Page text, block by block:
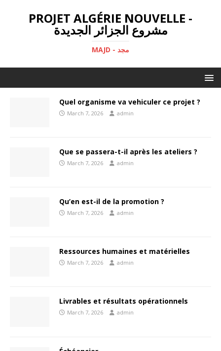
PROJET ALGÉRIE NOUVELLE -
مشروع الجزائر الجديدة
MAJD - مجد
Quel organisme va vehiculer ce projet ?
March 7, 2026 admin
Que se passera-t-il après les ateliers ?
March 7, 2026 admin
Qu’en est-il de la promotion ?
March 7, 2026 admin
Ressources humaines et matérielles
March 7, 2026 admin
Livrables et résultats opérationnels
March 7, 2026 admin